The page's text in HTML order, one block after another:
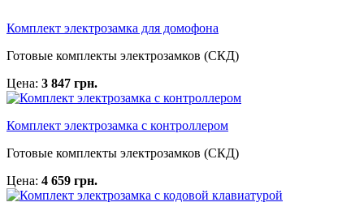
Комплект электрозамка для домофона
Готовые комплекты электрозамков (СКД)
Цена: 3 847 грн.
Комплект электрозамка с контроллером
Готовые комплекты электрозамков (СКД)
Цена: 4 659 грн.